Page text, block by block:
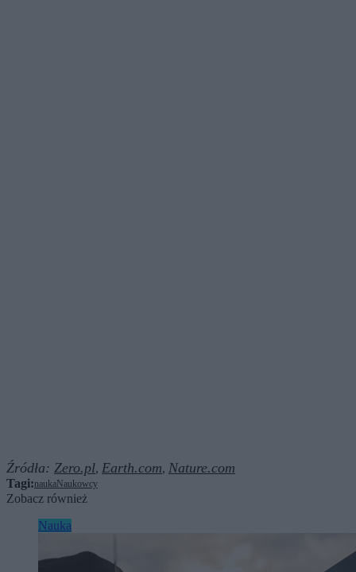
Źródła: Zero.pl, Earth.com, Nature.com
Tagi:naukaNaukowcy
Zobacz również
Nauka